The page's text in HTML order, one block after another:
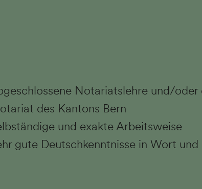
Notariatslehre und/
des Kantons Bern
und exakte Arbeitsweise
gute Deutschkenntnisse in Wort